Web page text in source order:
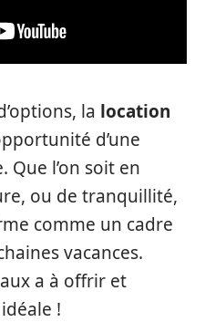
la location
d’une
l’on soit en
ou de tranquillité,
comme un cadre
vacances.
a à offrir et
!